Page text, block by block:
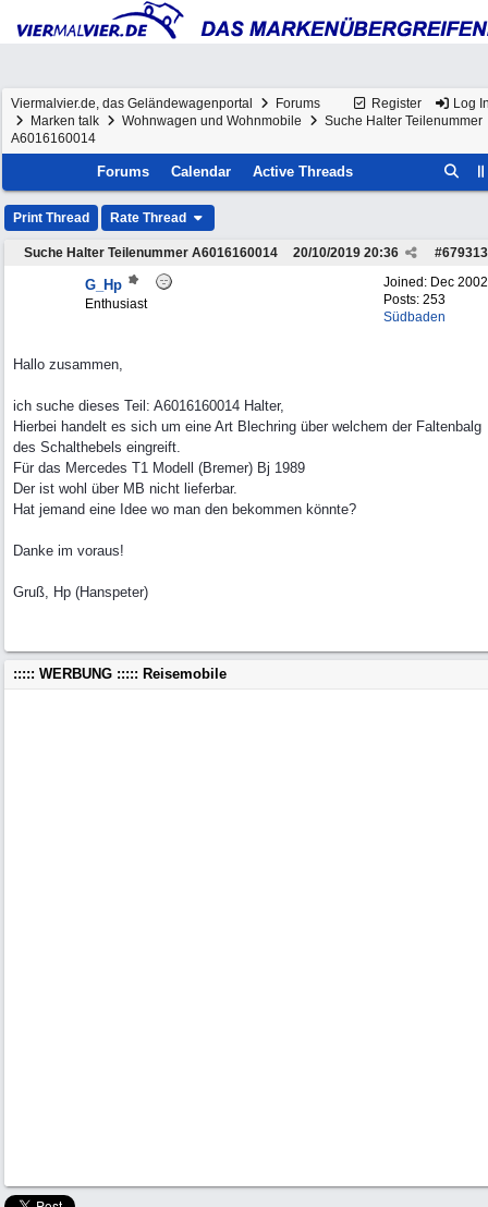
Register Log
Viermalvier.de, das Geländewagenportal
Forums
Marken talk
Wohnwagen und Wohnmobile
Suche Halter Teilenummer
A6016160014
Forums Calendar Active Threads
Print Thread Rate Thread
Suche Halter Teilenummer A6016160014 #679313
20/10/2019 20:36
Joined: Dec 2002
Posts: 253
Südbaden
G_Hp
Enthusiast
Hallo zusammen,
ich suche dieses Teil: A6016160014 Halter,
Hierbei handelt es sich um eine Art Blechring über welchem der Faltenbalg
des Schalthebels eingreift.
Für das Mercedes T1 Modell (Bremer) Bj 1989
Der ist wohl über MB nicht lieferbar.
Hat jemand eine Idee wo man den bekommen könnte?
Danke im voraus!
Gruß, Hp (Hanspeter)
::::: WERBUNG ::::: Reisemobile